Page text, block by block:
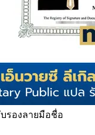
รองลายมือชื่อ